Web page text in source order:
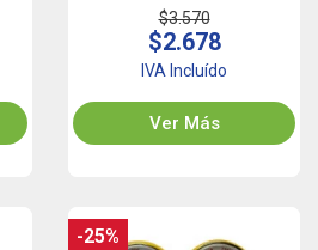
$3.570
$2.678
IVA Incluído
Ver Más
-25%